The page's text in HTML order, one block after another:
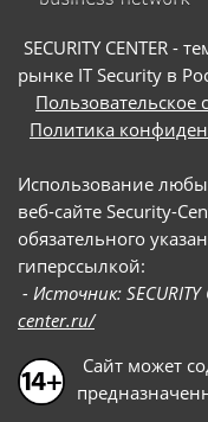
SECURITY CENTER -
рынке IT Security в
Пользовательское
Политика
Использование
веб-сайте Security-
обязательного
гиперссылкой:
- Источник: SECURITY
center.ru/
Сайт может